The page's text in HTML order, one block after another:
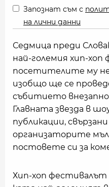
Запознат съм с
на лични данни
Седмица преди
най-големия хип-хоп
посетителите му не
изобщо ще се
събитието внезапно
Главната звезда в
публикации,
организаторите
постовете си за
Хип-хоп фестивалът